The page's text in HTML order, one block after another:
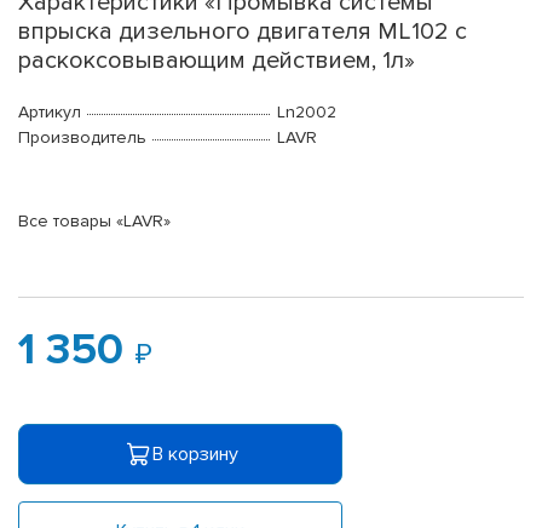
впрыска дизельного двигателя ML102 с
раскоксовывающим действием, 1л»
Артикул
Ln2002
Производитель
LAVR
Все товары «LAVR»
1 350
В корзину